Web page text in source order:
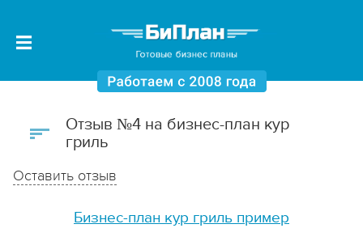
Отзыв №4 на бизнес-план кур
гриль
Оставить отзыв
Бизнес-план кур гриль пример